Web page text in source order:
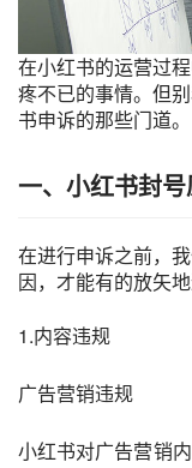
在小红书的运营过
疼不已的事情。但
书申诉的那些门道。
一、小红书封
在进行申诉之前，
因，才能有的放矢
1.内容违规
广告营销违规
小红书对广告营销